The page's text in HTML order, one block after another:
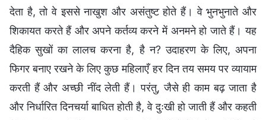
देता है, तो वे इससे नाखुश और असंतुष्ट होते हैं। वे भुनभुनाते और
शिकायत करते हैं और अपने कर्तव्य करने में अनमने हो जाते हैं। यह
दैहिक सुखों का लालच करना है, है न? उदाहरण के लिए, अपना
फिगर बनाए रखने के लिए कुछ महिलाएँ हर दिन तय समय पर व्यायाम
करती हैं और अच्छी नींद लेती हैं। परंतु, जैसे ही काम बढ़ जाता है
और निर्धारित दिनचर्या बाधित होती है, वे दुःखी हो जाती हैं और कहती